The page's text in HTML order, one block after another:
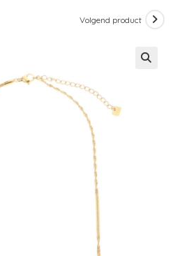
Volgend product